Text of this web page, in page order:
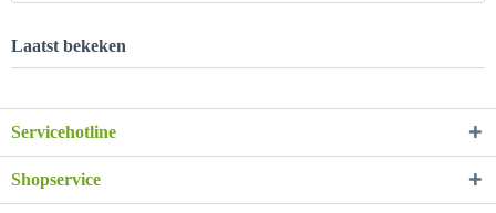
Laatst bekeken
Servicehotline
Shopservice